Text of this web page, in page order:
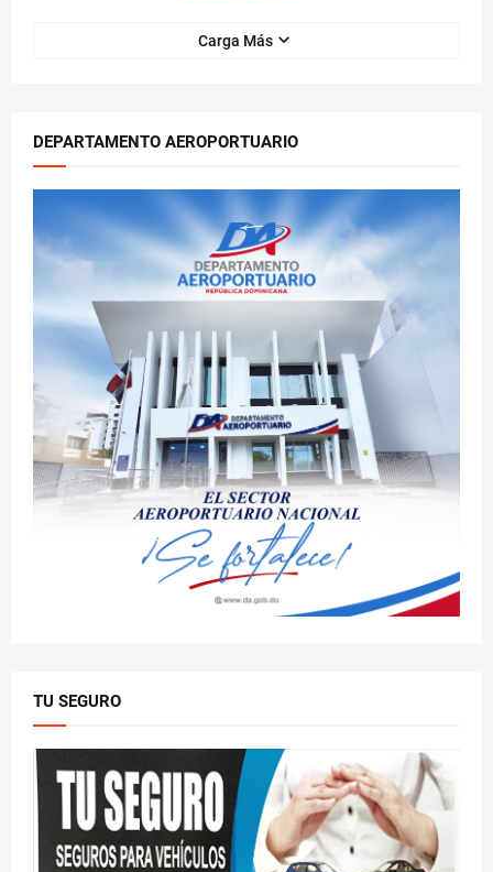
Carga Más
DEPARTAMENTO AEROPORTUARIO
TU SEGURO